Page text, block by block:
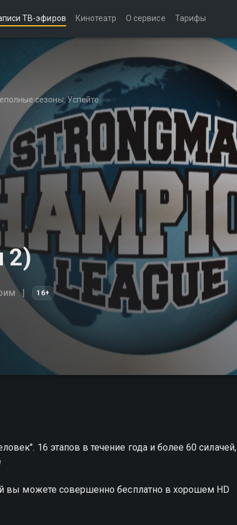
ТВ-эфиров Кинотеатр О сервисе Тарифы
сезоны. Успейте
2)
16+
16 этапов в течение года и более 60 силачей,
вы можете совершенно бесплатно в хорошем HD